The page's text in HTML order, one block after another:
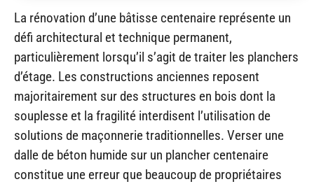
La rénovation d’une bâtisse centenaire représente un
défi architectural et technique permanent,
particulièrement lorsqu’il s’agit de traiter les planchers
d’étage. Les constructions anciennes reposent
majoritairement sur des structures en bois dont la
souplesse et la fragilité interdisent l’utilisation de
solutions de maçonnerie traditionnelles. Verser une
dalle de béton humide sur un plancher centenaire
constitue une erreur que beaucoup de propriétaires